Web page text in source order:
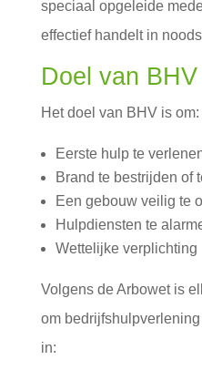
speciaal opgeleide
effectief handelt in
Doel van BHV
Het doel van BHV is om:
Eerste hulp te
Brand te bestrijden of
Een gebouw veilig te
Hulpdiensten te
Wettelijke verplichting
Volgens de Arbowet is
om
in: